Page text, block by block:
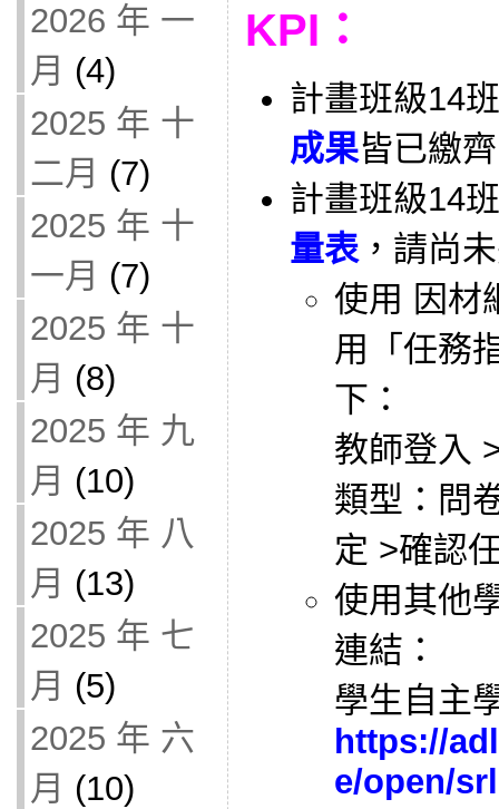
2026 年 一
月 (4)
2025 年 十
二月 (7)
2025 年 十
一月 (7)
2025 年 十
月 (8)
2025 年 九
月 (10)
2025 年 八
月 (13)
2025 年 七
月 (5)
2025 年 六
月 (10)
KPI：
計畫班級14
成果皆已繳
計畫班級14
量表，請尚
使用 因材
用「任務
下：
教師登入
類型：問
定 >確認
使用其他
連結：
學生自主
https://
e/open/srl